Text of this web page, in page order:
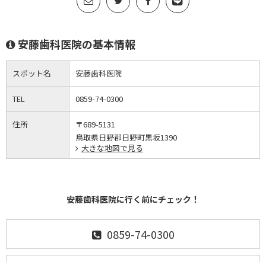
安藤歯科医院の基本情報
スポット名 安藤歯科医院
TEL 0859-74-0300
住所
〒689-5131
鳥取県日野郡日野町黒坂1390
大きな地図で見る
安藤歯科医院に行く前にチェック！
0859-74-0300